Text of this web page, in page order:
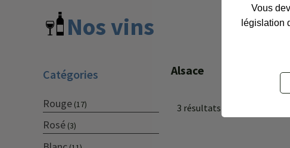
Nos vins
Catégories
Rouge (17)
Rosé (3)
Alsace
3 résultats affichés
Vous
législation